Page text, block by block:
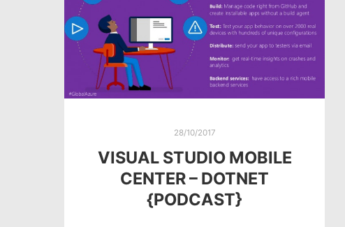
28/10/2017
VISUAL STUDIO MOBILE
CENTER – DOTNET
{PODCAST}